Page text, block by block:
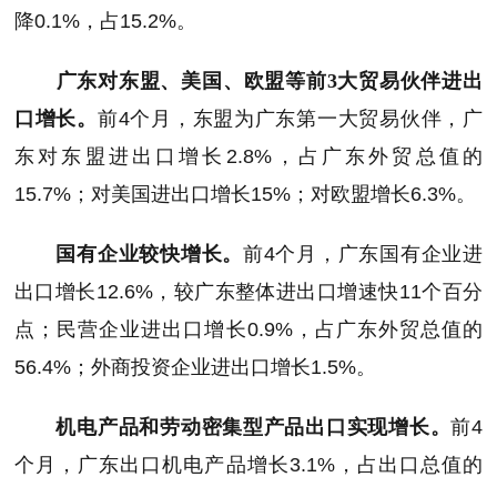
降0.1%，占15.2%。
广东对东盟、美国、欧盟等前3大贸易伙伴进出
口增长。 前4个月，东盟为广东第一大贸易伙伴，广
东对东盟进出口增长2.8%，占广东外贸总值的
15.7%；对美国进出口增长15%；对欧盟增长6.3%。
国有企业较快增长。 前4个月，广东国有企业进
出口增长12.6%，较广东整体进出口增速快11个百分
点；民营企业进出口增长0.9%，占广东外贸总值的
56.4%；外商投资企业进出口增长1.5%。
机电产品和劳动密集型产品出口实现增长。前4
个月，广东出口机电产品增长3.1%，占出口总值的